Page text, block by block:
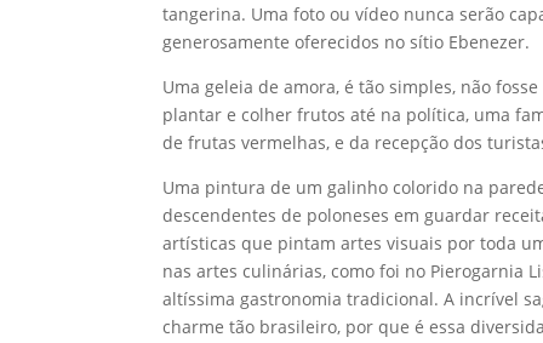
tangerina. Uma foto ou vídeo nunca serão
generosamente oferecidos no sítio Ebenezer.
Uma geleia de amora, é tão simples, não
plantar e colher frutos até na política, uma
de frutas vermelhas, e da recepção dos
Uma pintura de um galinho colorido na
descendentes de poloneses em guardar
artísticas que pintam artes visuais por toda
nas artes culinárias, como foi no Pierogarnia
altíssima gastronomia tradicional. A incrível
charme tão brasileiro, por que é essa